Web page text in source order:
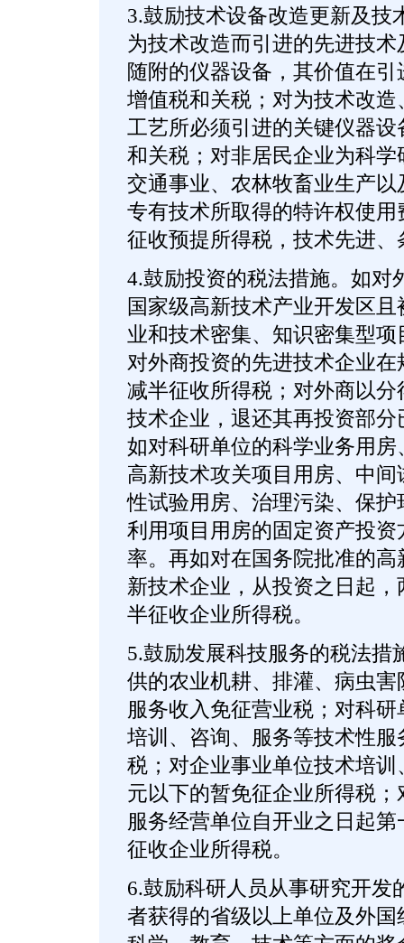
3.鼓励技术设备改造更新及技
为技术改造而引进的先进技
随附的仪器设备，其价值在
增值税和关税；对为技术改
工艺所必须引进的关键仪器
和关税；对非居民企业为科
交通事业、农林牧畜业生产
专有技术所取得的特许权使
征收预提所得税，技术先进
4.鼓励投资的税法措施。如对
国家级高新技术产业开发区
业和技术密集、知识密集型
对外商投资的先进技术企业
减半征收所得税；对外商以
技术企业，退还其再投资部
如对科研单位的科学业务用
高新技术攻关项目用房、中
性试验用房、治理污染、保
利用项目用房的固定资产投
率。再如对在国务院批准的
新技术企业，从投资之日起
半征收企业所得税。
5.鼓励发展科技服务的税法措
供的农业机耕、排灌、病虫
服务收入免征营业税；对科
培训、咨询、服务等技术性
税；对企业事业单位技术培
元以下的暂免征企业所得税
服务经营单位自开业之日起
征收企业所得税。
6.鼓励科研人员从事研究开发
者获得的省级以上单位及外